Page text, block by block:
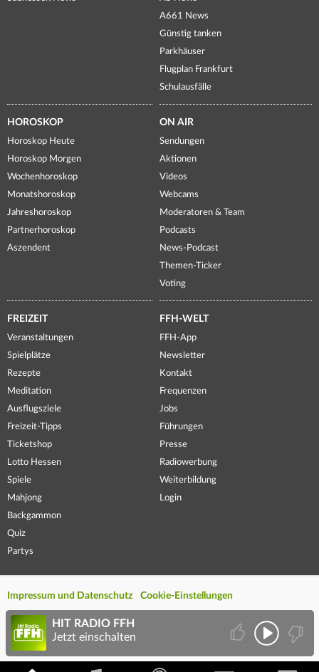
A661 News
Günstig tanken
Parkhäuser
Flugplan Frankfurt
Schulausfälle
HOROSKOP
Horoskop Heute
Horoskop Morgen
Wochenhoroskop
Monatshoroskop
Jahreshoroskop
Partnerhoroskop
Aszendent
ON AIR
Sendungen
Aktionen
Videos
Webcams
Moderatoren & Team
Podcasts
News-Podcast
Themen-Ticker
Voting
FREIZEIT
Veranstaltungen
Spielplätze
Rezepte
Meditation
Ausflugsziele
Freizeit-Tipps
Ticketshop
Lotto Hessen
Spiele
Mahjong
Backgammon
Quiz
Partys
FFH-WELT
FFH-App
Newsletter
Kontakt
Frequenzen
Jobs
Führungen
Presse
Radiowerbung
Weiterbildung
Login
Impressum und Datenschutz Cookie-Einstellungen
HIT RADIO FFH
Jetzt einschalten